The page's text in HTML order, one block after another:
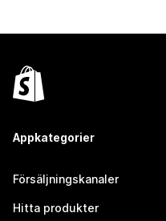
Appkategorier
Försäljningskanaler
Hitta produkter